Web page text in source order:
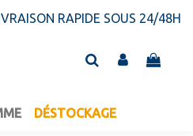
RAPIDE SOUS 24/48H
DÉSTOCKAGE